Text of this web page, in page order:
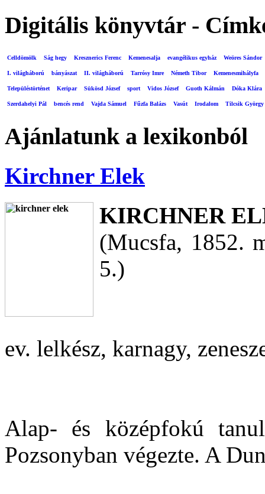
Digitális könyvtár -
Celldömölk Ság hegy Kresznerics Ferenc Kemenesalja evangélikus egyház Weöres Sándor
I. világháború bányászat II. világháború Tarrósy Imre Németh Tibor Kemenesmihályfa
Településtörténet Keripar Sükösd József sport Vidos József Guoth Kálmán Dóka Klára
Szerdahelyi Pál bencés rend Vajda Sámuel Fűzfa Balázs Vasút Irodalom Tilcsik György
Ajánlatunk a lexikonból
Kirchner Elek
KIRCHNER
(Mucsfa, 1852.
5.)
ev. lelkész, karnagy,
Alap- és középfokú
Pozsonyban végezte. A